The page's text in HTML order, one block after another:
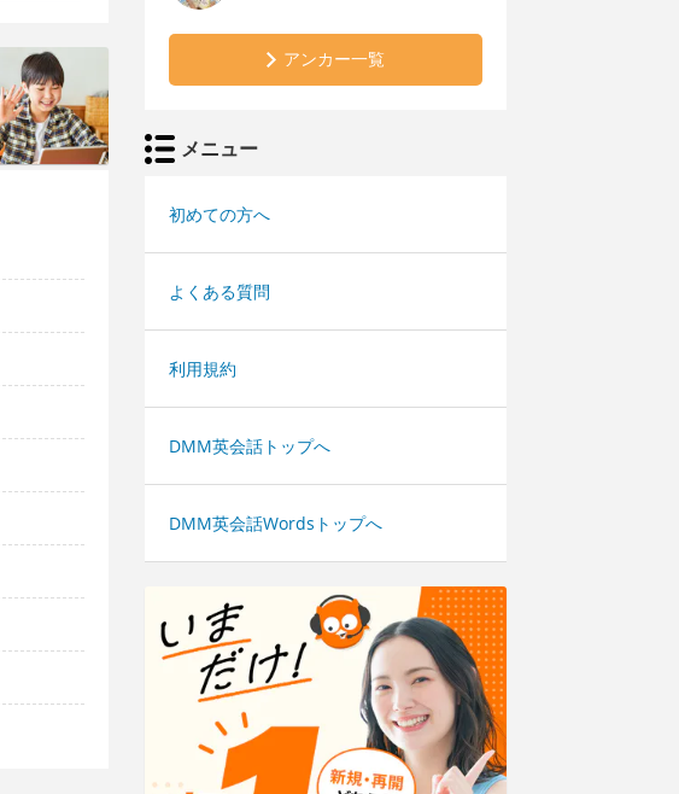
アンカー一覧
メニュー
初めての方へ
よくある質問
利用規約
DMM英会話トップへ
DMM英会話Wordsトップへ